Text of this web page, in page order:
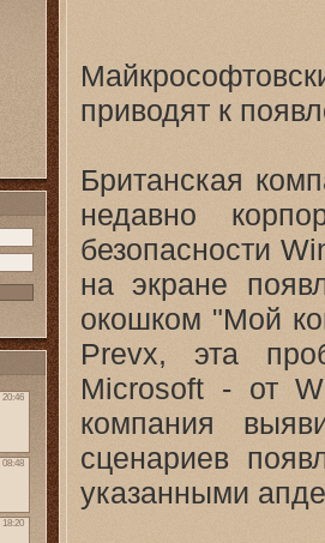
приводят к
Британская
недавно
безопасности
на экране
окошком "Мой
Prevx, эта
Microsoft - от
компания
сценариев
указанными